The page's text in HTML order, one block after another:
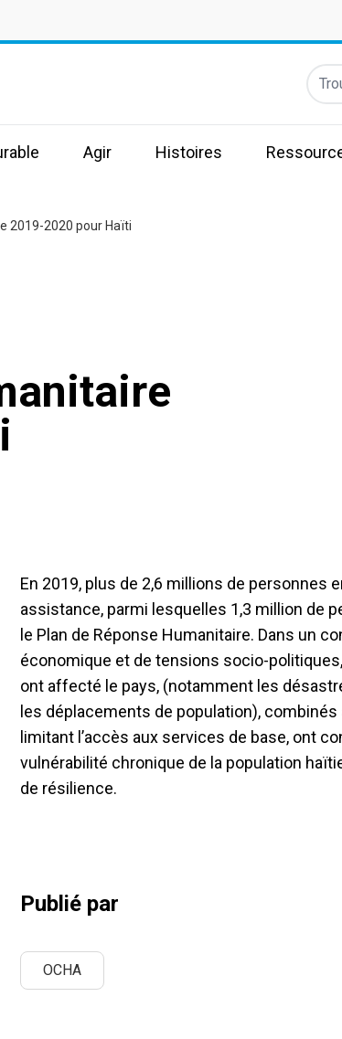
Agir Histoires
2019-2020 pour Haïti
En 2019, plus de 2,6 millions de personnes
assistance, parmi lesquelles 1,3 million de
le Plan de Réponse Humanitaire. Dans un
économique et de tensions socio-
ont affecté le pays, (notamment les
les déplacements de population),
limitant l’accès aux services de base, ont
vulnérabilité chronique de la population
de résilience.
Publié par
OCHA